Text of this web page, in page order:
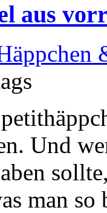
aus
Und
man so